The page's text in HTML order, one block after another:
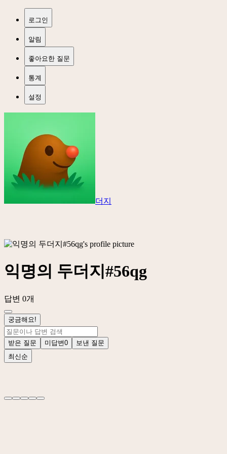
로그인
알림
좋아요한 질문
통계
설정
더지
익명의 두더지#56qg
답변 0개
궁금해요!
받은 질문 미답변0
보낸 질문
최신순